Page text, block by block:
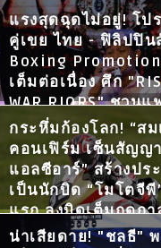
แรงสุดฉุดไม่อยู่! โป
คู่เขย ไทย - ฟิลิปปิ
Boxing
เต็มต่อเนื่อง ศึก
WAR RIORS" ชวน
กับ 15 คู่ขุนพลนักสู้ ห้
กระหึ่มก้องโลก! “สม
คอนเฟิร์ม เซ็นสัญญ
แอลซีอาร์” สร้างปร
เป็นนักบิด “โมโตจีพี
แรก ลงบิดเต็มฤดูกา
น่าเสียดาย! "ชลธี"